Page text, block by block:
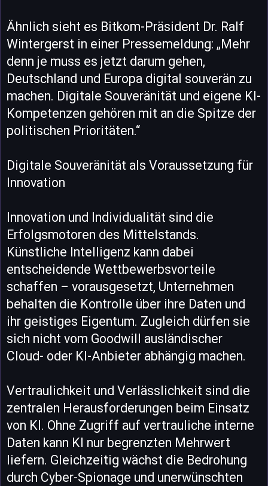
Ähnlich sieht es Bitkom-Präsident Dr. Ralf
Wintergerst in einer Pressemeldung: „Mehr
denn je muss es jetzt darum gehen,
Deutschland und Europa digital souverän zu
machen. Digitale Souveränität und eigene KI-
Kompetenzen gehören mit an die Spitze der
politischen Prioritäten.“
Digitale Souveränität als Voraussetzung für
Innovation
Innovation und Individualität sind die
Erfolgsmotoren des Mittelstands.
Künstliche Intelligenz kann dabei
entscheidende Wettbewerbsvorteile
schaffen – vorausgesetzt, Unternehmen
behalten die Kontrolle über ihre Daten und
ihr geistiges Eigentum. Zugleich dürfen sie
sich nicht vom Goodwill ausländischer
Cloud- oder KI-Anbieter abhängig machen.
Vertraulichkeit und Verlässlichkeit sind die
zentralen Herausforderungen beim Einsatz
von KI. Ohne Zugriff auf vertrauliche interne
Daten kann KI nur begrenzten Mehrwert
liefern. Gleichzeitig wächst die Bedrohung
durch Cyber-Spionage und unerwünschten